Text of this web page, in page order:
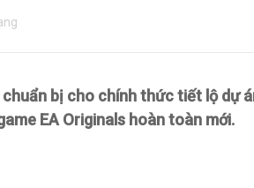
bị cho chính thức tiết lộ dự
EA Originals hoàn toàn mới.